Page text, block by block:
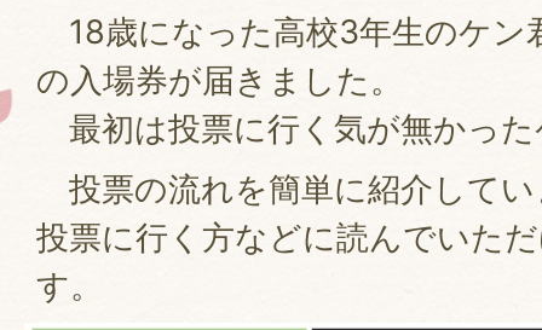
18歳になった高校3年生のケン
の入場券が届きました。
最初は投票に行く気が無かっ
投票の流れを簡単に紹介して
投票に行く方などに読んでいた
す。